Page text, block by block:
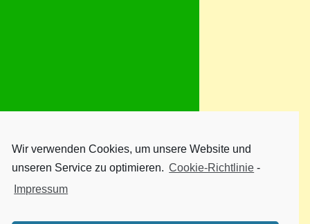
Wir verwenden Cookies, um unsere Website und
unseren Service zu optimieren. Cookie-Richtlinie -
Impressum